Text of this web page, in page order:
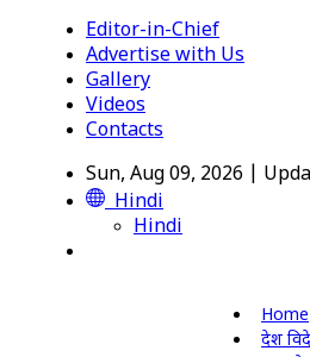
Editor-in-Chief
Advertise with Us
Gallery
Videos
Contacts
Sun, Aug 09, 2026 |
Hindi
Hindi
Home
देश